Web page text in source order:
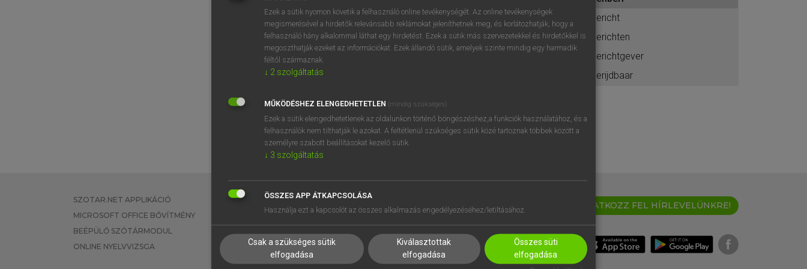
BELÉPÉS
próbaverziójának elindításához
regisztrálok ésbelépek.
REGISZTRÁCIÓ
bericht
berichten
berichtgever
berijdbaar
SZOTAR.NET APPLIKÁCIÓ
MICROSOFT OFFICE BŐVÍTMÉNY
BEÉPÜLŐ SZÓTÁRMODUL
ONLINE NYELVVIZSGA
EGYÉNI FELHASZNÁLÓKNAK
TANULÓKNAK
VÁLLALATI MEGOLDÁSOK
SÚGÓ
RÓLUNK
SÜTI BEÁLLÍTÁSOK
IRATKOZZ FEL HÍRLEVELÜNKRE!
Ezek a sütik nyomon követik a felhasználó online tevékenységét. Az online tevékenységek
megismerésével a hirdetők relevánsabb reklámokat jeleníthetnek meg, és korlátozhatják, hogy a
felhasználó hány alkalommal láthat egy hirdetést. Ezek a sütik más szervezetekkel és hirdetőkkel is
megoszthatják ezeket az információkat. Ezek állandó sütik, amelyek szinte mindig egy harmadik
féltől származnak.
↓ 2 szolgáltatás
MŰKÖDÉSHEZ ELENGEDHETETLEN (mindig szükséges)
Ezek a sütik elengedhetetlenek az oldalunkon történő böngészéshez,a funkciók használatához, és a
felhasználók nem tilthatják le azokat. A feltétlenül szükséges sütik közé tartoznak többek között a
személyre szabott beállításokat kezelő sütik.
↓ 3 szolgáltatás
ÖSSZES APP ÁTKAPCSOLÁSA
Használja ezt a kapcsolót az összes alkalmazás engedélyezéséhez/letiltásához.
Csak a szükséges sütik
elfogadása
Kiválasztottak
elfogadása
Összes süti
elfogadása